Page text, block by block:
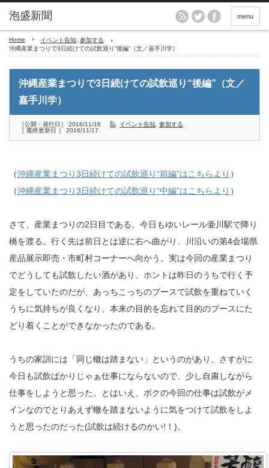
menu
Home イベント告知
参加する
沖縄産業まつりで3日続けての試飲巡り“後編”（文／嘉手川学）
沖縄産業まつりで3日続けての試飲巡り“後編”（文／
嘉手川学）
［公開・発行日］ 2016/11/16
［ 最終更新日 ］ 2016/11/17
イベント告知 参加する
（沖縄産業まつり3日続けての試飲巡り“前編”はこちらより ）
（沖縄産業まつり3日続けての試飲巡り“中編”はこちらより ）
さて、産業まつりの2日目である。今日もゆいレール壷川駅で降り
橋を渡る。行く先は前日とは逆に右へ曲がり、川沿いの第4会場県
産品展示即売・市町村コーナーへ向かう。実は今回の産業まつり
でどうしても試飲したい酒があり、ホントは昨日のうちで行く予
定をしていたのだが、あっちこっちのブースで試飲を重ねていく
うちに気持ちが良くなり、本来の目的を忘れて目的のブースにた
どり着くことができなかったのである。
うちの家訓には「同じ轍は踏まない」というのがあり、さすがに
今日も試飲ばかりじゃぁ仕事にならないので、少し自粛しながら
仕事をしようと思った。とはいえ、ボクの今回の仕事は試飲がメ
インなのでとりあえず轍を踏まないように気をつけて試飲をしよ
うと思ったのだった(試飲は続けるのかい!！)。